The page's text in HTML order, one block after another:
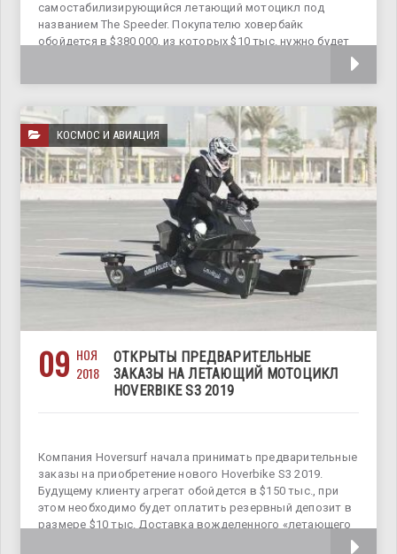
самостабилизирующийся летающий мотоцикл под
названием The Speeder. Покупателю ховербайк
обойдется в $380 000, из которых $10 тыс. нужно будет
КОСМОС И АВИАЦИЯ
09 НОЯ
2018
ОТКРЫТЫ ПРЕДВАРИТЕЛЬНЫЕ
ЗАКАЗЫ НА ЛЕТАЮЩИЙ МОТОЦИКЛ
HOVERBIKE S3 2019
Компания Hoversurf начала принимать предварительные
заказы на приобретение нового Hoverbike S3 2019.
Будущему клиенту агрегат обойдется в $150 тыс., при
этом необходимо будет оплатить резервный депозит в
размере $10 тыс. Доставка вожделенного «летающего
мотоцикла» будет осуществлена в течение 2-6 месяцев,